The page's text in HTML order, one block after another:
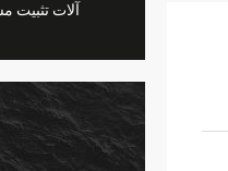
آلات تثبيت